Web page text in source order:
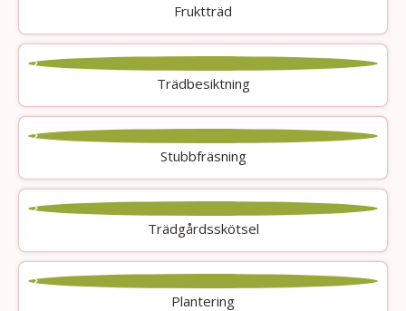
Fruktträd
Trädbesiktning
Stubbfräsning
Trädgårdsskötsel
Plantering